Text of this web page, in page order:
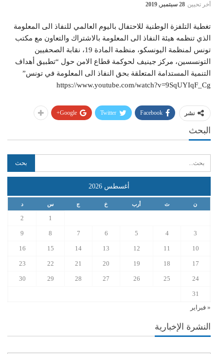
أخر تحيين 28 سبتمبر, 2019
تغطية التلفزة الوطنية للاحتفال باليوم العالمي للنفاذ الى المعلومة
الذي تنظمه هيئة النفاذ الى المعلومة بالاشتراك والتعاون مع مكتب
تونس لمنظمة اليونسكو، منظمة المادة 19، نقابة الصحفيين
التونسسين، مركز جينيف لحوكمة قطاع الامن حول “تطبيق أهداف
التنمية المستدامة المتعلقة بحق النفاذ الى المعلومة في تونس”
https://www.youtube.com/watch?v=9SqUYIqF_Cg
نشر Facebook
Twitter
Google+
البحث
أغسطس 2026
ن ث أرب خ ج س د
1
2
3
4
5
6
7
8
9
10
11
12
13
14
15
16
17
18
19
20
21
22
23
24
25
26
27
28
29
30
31
« فبراير
النشرة الإخبارية